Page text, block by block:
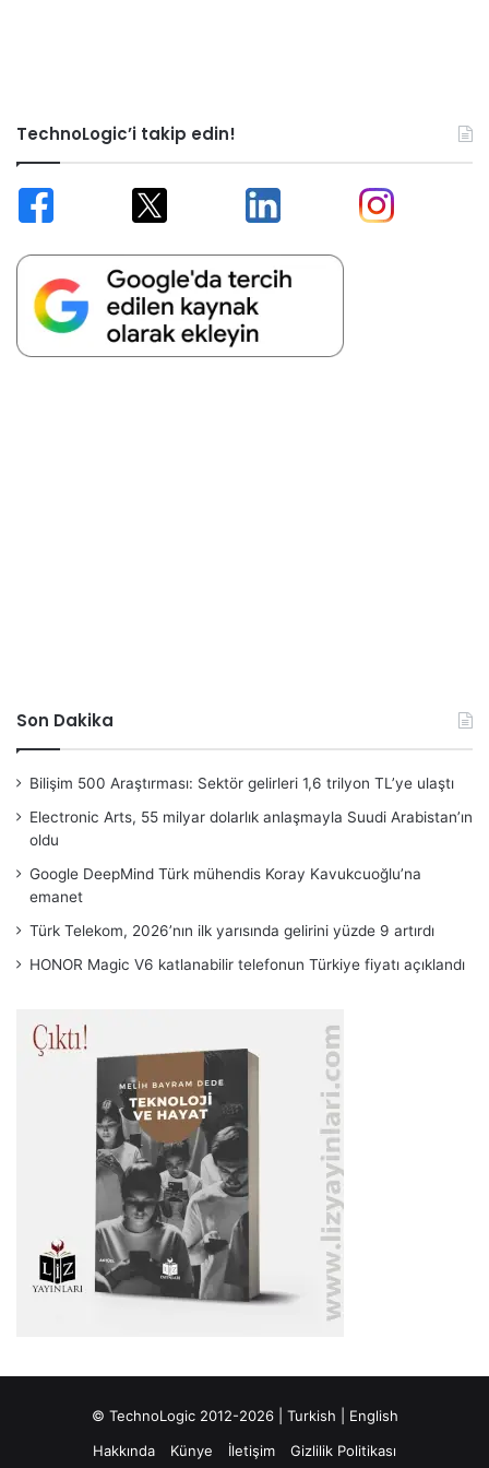
TechnoLogic’i takip edin!
Son Dakika
Bilişim 500 Araştırması: Sektör gelirleri 1,6 trilyon TL’ye ulaştı
Electronic Arts, 55 milyar dolarlık anlaşmayla Suudi Arabistan’ın
oldu
Google DeepMind Türk mühendis Koray Kavukcuoğlu’na
emanet
Türk Telekom, 2026’nın ilk yarısında gelirini yüzde 9 artırdı
HONOR Magic V6 katlanabilir telefonun Türkiye fiyatı açıklandı
© TechnoLogic 2012-2026 | Turkish
English
Hakkında
Künye İletişim Gizlilik Politikası